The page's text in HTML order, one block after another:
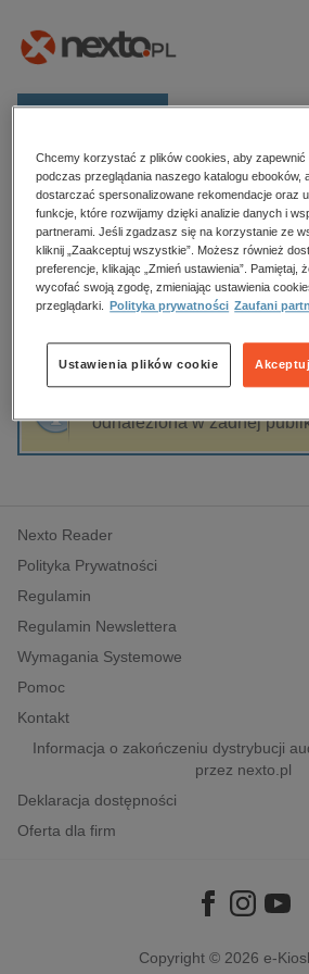
Kategorie
Zobacz wszystkie E-prasa
budownictwo, aranżacja
biznesowe, branżowe,
dzienniki
edukacja
hobby, sport, rozrywka
komputery, internet,
polityka, społeczno-
psychologiczne
inne
popularno-naukowe
historia
Strona główna Irena Krzywicka
Irena Krzywicka
Sortowanie
odnaleziona w żadnej
Nexto Reader
Polityka Prywatności
Regulamin
Regulamin Newslettera
Wymagania Systemowe
Pomoc
Kontakt
Informacja o zakończeniu dystrybucji
przez nexto.pl
Deklaracja dostępności
Oferta dla firm
Copyright © 2026 e-
Chcemy korzystać z plików cookies, aby zapewnić
podczas przeglądania naszego katalogu ebooków,
dostarczać spersonalizowane rekomendacje oraz
funkcje, które rozwijamy dzięki analizie danych i
partnerami. Jeśli zgadzasz się na korzystanie ze
kliknij „Zaakceptuj wszystkie”. Możesz również
preferencje, klikając „Zmień ustawienia”. Pamiętaj,
wycofać swoją zgodę, zmieniając ustawienia
przeglądarki.
Polityka prywatności Zaufani
Ustawienia plików cookie